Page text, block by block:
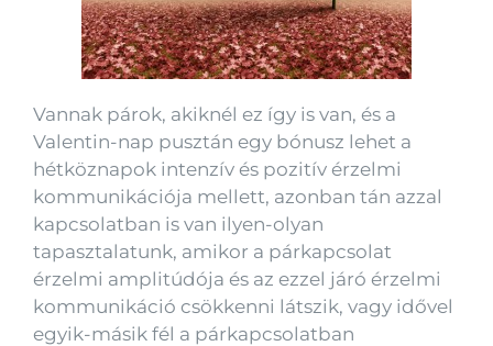
Vannak párok, akiknél ez így is van, és a
Valentin-nap pusztán egy bónusz lehet a
hétköznapok intenzív és pozitív érzelmi
kommunikációja mellett, azonban tán azzal
kapcsolatban is van ilyen-olyan
tapasztalatunk, amikor a párkapcsolat
érzelmi amplitúdója és az ezzel járó érzelmi
kommunikáció csökkenni látszik, vagy idővel
egyik-másik fél a párkapcsolatban